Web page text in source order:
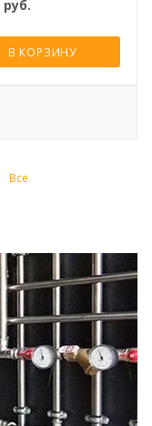
руб.
В КОРЗИНУ
Все